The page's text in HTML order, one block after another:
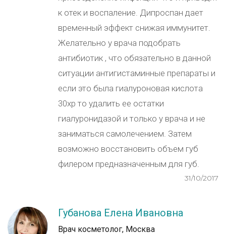
к отек и воспаление. Дипроспан дает
временный эффект снижая иммунитет.
Желательно у врача подобрать
антибиотик , что обязательно в данной
ситуации антигистаминные препараты и
если это была гиалуроновая кислота
30хр то удалить ее остатки
гиалуронидазой и только у врача и не
заниматься самолечением. Затем
возможно восстановить объем губ
филером предназначенным для губ.
31/10/2017
Губанова Елена Ивановна
Врач косметолог, Москва